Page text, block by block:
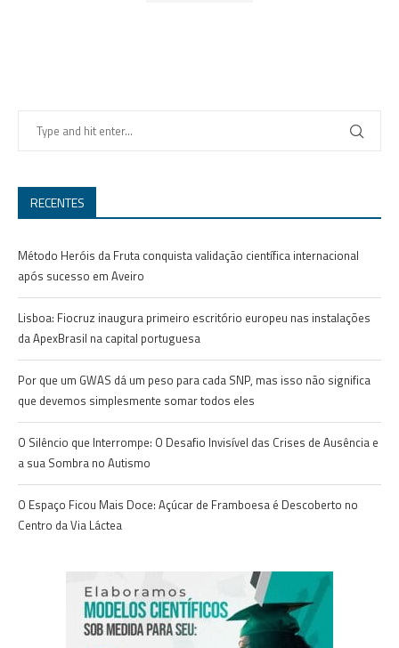
RECENTES
Método Heróis da Fruta conquista validação científica internacional
após sucesso em Aveiro
Lisboa: Fiocruz inaugura primeiro escritório europeu nas instalações
da ApexBrasil na capital portuguesa
Por que um GWAS dá um peso para cada SNP, mas isso não significa
que devemos simplesmente somar todos eles
O Silêncio que Interrompe: O Desafio Invisível das Crises de Ausência e
a sua Sombra no Autismo
O Espaço Ficou Mais Doce: Açúcar de Framboesa é Descoberto no
Centro da Via Láctea